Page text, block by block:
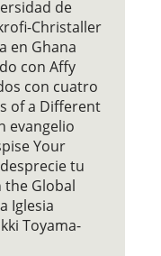
de
Christaller
en Ghana
con Affy
con cuatro
of a Different
evangelio
Your
tu
the Global
Iglesia
Toyama-